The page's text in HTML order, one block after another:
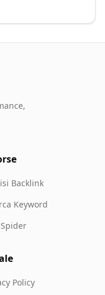
Backlink
Keyword
Spider
Policy